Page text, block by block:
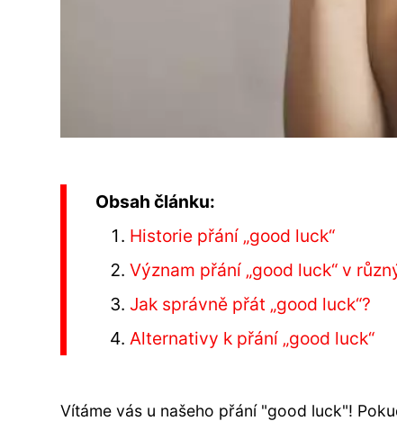
Obsah článku:
Historie přání „good luck“
Význam přání „good luck“ v
Jak správně přát „good luck“?
Alternativy k přání „good luck“
Vítáme vás u našeho přání "good luck"!